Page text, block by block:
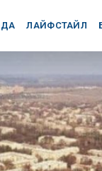
ЛАЙФСТАЙЛ